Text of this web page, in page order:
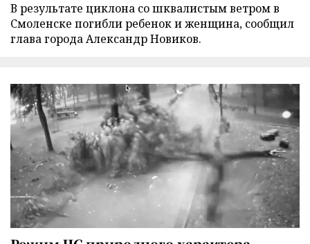
В результате циклона со шквалистым ветром в
Смоленске погибли ребенок и женщина, сообщил
глава города Александр Новиков.